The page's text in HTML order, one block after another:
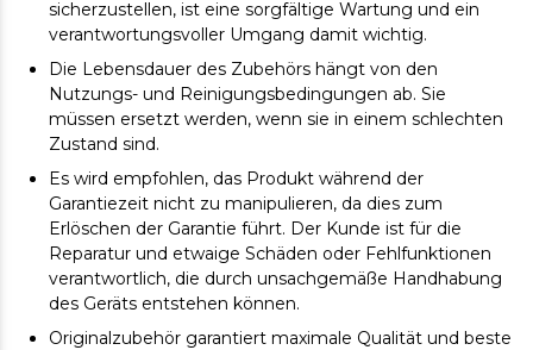
sicherzustellen, ist eine sorgfältige Wartung und ein
verantwortungsvoller Umgang damit wichtig.
Die Lebensdauer des Zubehörs hängt von den
Nutzungs- und Reinigungsbedingungen ab. Sie
müssen ersetzt werden, wenn sie in einem schlechten
Zustand sind.
Es wird empfohlen, das Produkt während der
Garantiezeit nicht zu manipulieren, da dies zum
Erlöschen der Garantie führt. Der Kunde ist für die
Reparatur und etwaige Schäden oder Fehlfunktionen
verantwortlich, die durch unsachgemäße Handhabung
des Geräts entstehen können.
Originalzubehör garantiert maximale Qualität und beste